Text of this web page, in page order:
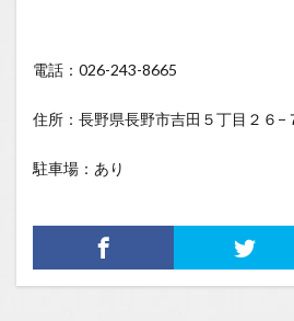
電話：026-243-8665
住所：長野県長野市吉田５丁目２６−
駐車場：あり